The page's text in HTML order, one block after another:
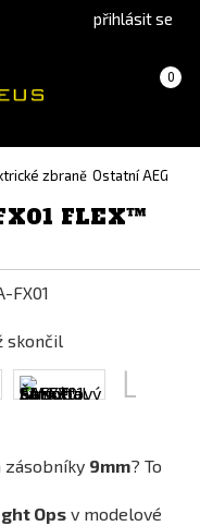
přihlásit se
Košík 0
(prázdný)
zbraně Ostatní AEG
FLEX™
skončil
zásobníky 9mm? To
Ops v modelové